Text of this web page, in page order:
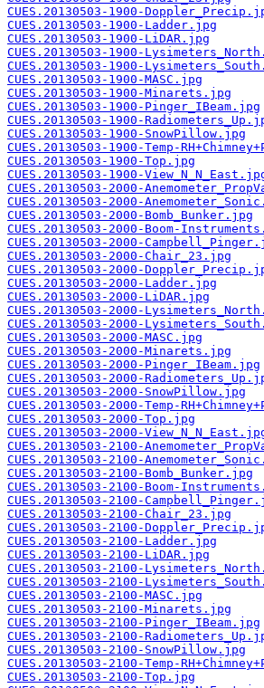
CUES.20130503-1900-
CUES.20130503-1900-Ladder.jpg
CUES.20130503-1900-LiDAR.jpg
CUES.20130503-1900-
CUES.20130503-1900-
CUES.20130503-1900-MASC.jpg
CUES.20130503-1900-Minarets.jpg
CUES.20130503-1900-Pinger_IBeam.jpg
CUES.20130503-1900-
CUES.20130503-1900-SnowPillow.jpg
CUES.20130503-1900-Temp-
CUES.20130503-1900-Top.jpg
CUES.20130503-1900-
CUES.20130503-2000-
CUES.20130503-2000-
CUES.20130503-2000-Bomb_Bunker.jpg
CUES.20130503-2000-Boom-
CUES.20130503-2000-
CUES.20130503-2000-Chair_23.jpg
CUES.20130503-2000-
CUES.20130503-2000-Ladder.jpg
CUES.20130503-2000-LiDAR.jpg
CUES.20130503-2000-
CUES.20130503-2000-
CUES.20130503-2000-MASC.jpg
CUES.20130503-2000-Minarets.jpg
CUES.20130503-2000-Pinger_IBeam.jpg
CUES.20130503-2000-
CUES.20130503-2000-SnowPillow.jpg
CUES.20130503-2000-Temp-
CUES.20130503-2000-Top.jpg
CUES.20130503-2000-
CUES.20130503-2100-
CUES.20130503-2100-
CUES.20130503-2100-Bomb_Bunker.jpg
CUES.20130503-2100-Boom-
CUES.20130503-2100-
CUES.20130503-2100-Chair_23.jpg
CUES.20130503-2100-
CUES.20130503-2100-Ladder.jpg
CUES.20130503-2100-LiDAR.jpg
CUES.20130503-2100-
CUES.20130503-2100-
CUES.20130503-2100-MASC.jpg
CUES.20130503-2100-Minarets.jpg
CUES.20130503-2100-Pinger_IBeam.jpg
CUES.20130503-2100-
CUES.20130503-2100-SnowPillow.jpg
CUES.20130503-2100-Temp-
CUES.20130503-2100-Top.jpg